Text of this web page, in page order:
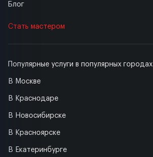
Популярные услуги в популярных городах
В Москве
В Краснодаре
В Новосибирске
В Красноярске
В Екатеринбурге
Блог
Стать мастером